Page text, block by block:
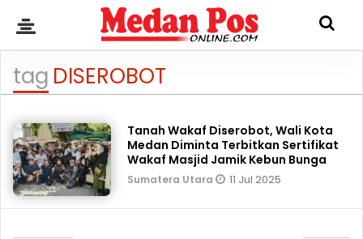
tag DISEROBOT
Tanah Wakaf Diserobot, Wali Kota
Medan Diminta Terbitkan Sertifikat
Wakaf Masjid Jamik Kebun Bunga
Sumatera Utara 11 Jul 2025